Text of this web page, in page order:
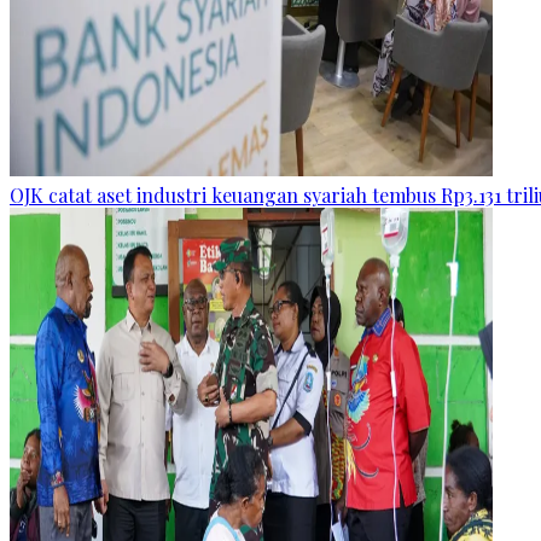
OJK catat aset industri keuangan syariah tembus Rp3.131